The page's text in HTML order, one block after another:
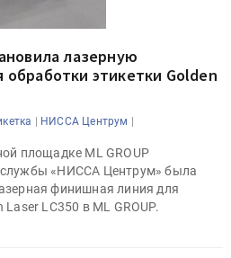
лазерную
этикетки Golden
| НИССА Центрум |
площадке ML GROUP
службы «НИССА Центрум» была
финишная линия для
LC350 в ML GROUP.